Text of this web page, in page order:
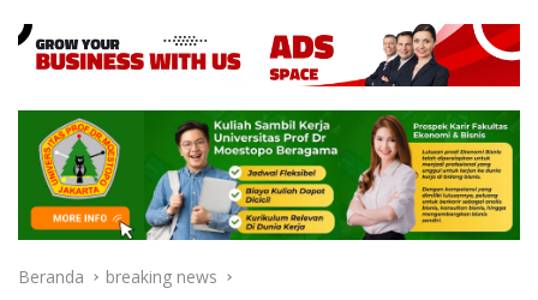
Beranda breaking news